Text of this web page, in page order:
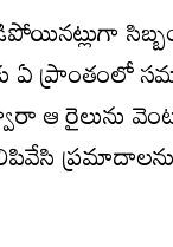
ఏ ప్రాంతంలో
ఆ రైలును